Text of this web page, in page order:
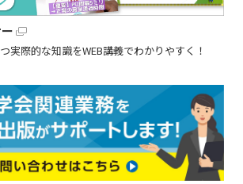
実際的な知識をWEB講義でわかりやすく！